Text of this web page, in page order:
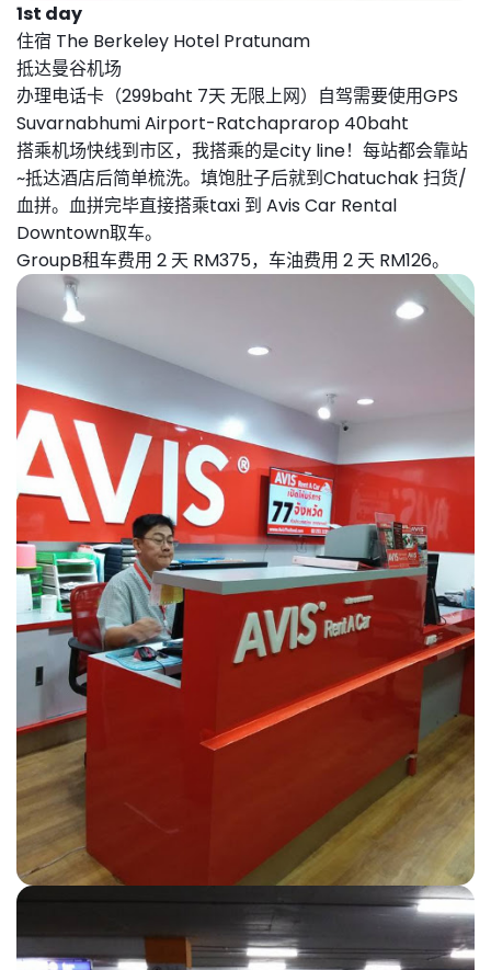
1st day
住宿 The Berkeley Hotel Pratunam
抵达曼谷机场
办理电话卡（299baht 7天 无限上网） 自驾需要使用GPS
Suvarnabhumi Airport-Ratchaprarop 40baht
搭乘机场快线到市区， 我搭乘的是city line！每站都会靠站
~抵达酒店后简单梳洗。填饱肚子后就到Chatuchak 扫货/
血拼。 血拼完毕直接搭乘taxi 到 Avis Car Rental
Downtown取车。
GroupB租车费用 2 天 RM375， 车油费用 2 天 RM126。